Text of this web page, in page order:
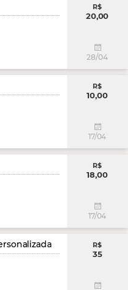
R$
20,00
28/04
R$
10,00
17/04
R$
18,00
17/04
R$
35